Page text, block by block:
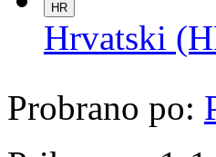
HR
Hrvatski
Probrano po: